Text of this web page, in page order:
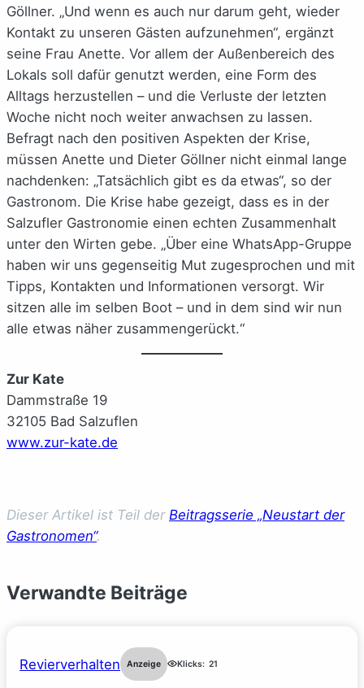
Göllner. „Und wenn es auch nur darum geht, wieder
Kontakt zu unseren Gästen aufzunehmen“, ergänzt
seine Frau Anette. Vor allem der Außenbereich des
Lokals soll dafür genutzt werden, eine Form des
Alltags herzustellen – und die Verluste der letzten
Woche nicht noch weiter anwachsen zu lassen.
Befragt nach den positiven Aspekten der Krise,
müssen Anette und Dieter Göllner nicht einmal lange
nachdenken: „Tatsächlich gibt es da etwas“, so der
Gastronom. Die Krise habe gezeigt, dass es in der
Salzufler Gastronomie einen echten Zusammenhalt
unter den Wirten gebe. „Über eine WhatsApp-Gruppe
haben wir uns gegenseitig Mut zugesprochen und mit
Tipps, Kontakten und Informationen versorgt. Wir
sitzen alle im selben Boot – und in dem sind wir nun
alle etwas näher zusammengerückt.“
Zur Kate
Dammstraße 19
32105 Bad Salzuflen
www.zur-kate.de
Dieser Artikel ist Teil der Beitragsserie „Neustart der
Gastronomen“.
Verwandte Beiträge
Revierverhalten Anzeige Klicks: 21